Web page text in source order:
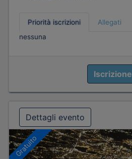
Priorità iscrizioni Allegati
nessuna
Iscrizione
Dettagli evento
Gratuito